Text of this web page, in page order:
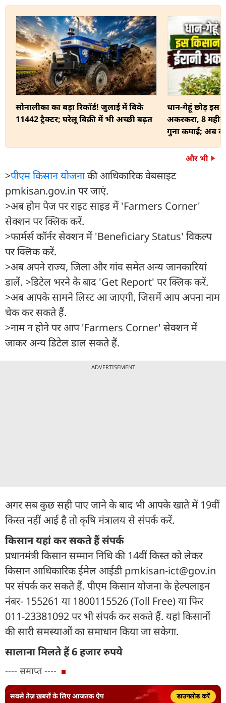
और भी
सोनालीका का बड़ा रिकॉर्ड! जुलाई में बिके
11442 ट्रैक्टर; घरेलू बिक्री में भी अच्छी बढ़त
धान-गेहूं छोड़ इस
अकरकरा, 8
गुना कमाई; अब
>पीएम किसान योजनाकी आधिकारिक वेबसाइट
pmkisan.gov.in पर जाएं.
>अब होम पेज पर राइट साइड में 'Farmers Corner'
सेक्शन पर क्लिक करें.
>फार्मर्स कॉर्नर सेक्शन में 'Beneficiary Status' विकल्प
पर क्लिक करें.
>अब अपने राज्य, जिला और गांव समेत अन्य जानकारियां
डालें. >डिटेल भरने के बाद 'Get Report' पर क्लिक करें.
>अब आपके सामने लिस्ट आ जाएगी, जिसमें आप अपना नाम
चेक कर सकते हैं.
>नाम न होने पर आप 'Farmers Corner' सेक्शन में
जाकर अन्य डिटेल डाल सकते हैं.
ADVERTISEMENT
अगर सब कुछ सही पाए जाने के बाद भी आपके खाते में 19वीं
किस्त नहीं आई है तो कृषि मंत्रालय से संपर्क करें.
किसान यहां कर सकते हैं संपर्क
प्रधानमंत्री किसान सम्मान निधि की 14वीं किस्त को लेकर
किसान आधिकारिक ईमेल आईडी pmkisan-ict@gov.in
पर संपर्क कर सकते हैं. पीएम किसान योजना के हेल्पलाइन
नंबर- 155261 या 1800115526 (Toll Free) या फिर
011-23381092 पर भी संपर्क कर सकते हैं. यहां किसानों
की सारी समस्याओं का समाधान किया जा सकेगा.
सालाना मिलते हैं 6 हजार रुपये
---- समाप्त ----
सबसे तेज़ ख़बरों के लिए आजतक ऐप डाउनलोड करें